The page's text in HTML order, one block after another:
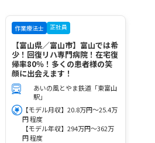
作業療法士 正社員
【富山県／富山市】富山では希
少！回復リハ専門病院！在宅復
帰率80％！多くの患者様の笑
顔に出会えます！
あいの風とやま鉄道「東富山
駅」
【モデル月収】20.8万円～25.4万
円 程度
【モデル年収】294万円～362万
円 程度